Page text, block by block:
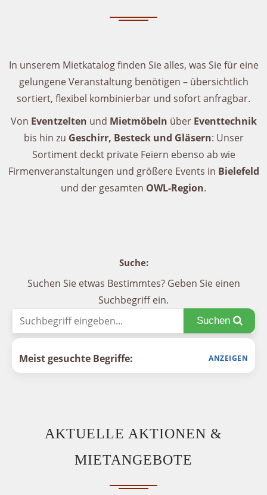
In unserem Mietkatalog finden Sie alles, was Sie für eine
gelungene Veranstaltung benötigen – übersichtlich
sortiert, flexibel kombinierbar und sofort anfragbar.
Von Eventzelten und Mietmöbeln über Eventtechnik
bis hin zu Geschirr, Besteck und Gläsern: Unser
Sortiment deckt private Feiern ebenso ab wie
Firmenveranstaltungen und größere Events in Bielefeld
und der gesamten OWL-Region.
Suche:
Suchen Sie etwas Bestimmtes? Geben Sie einen
Suchbegriff ein.
Suchen
Meist gesuchte Begriffe:
AKTUELLE AKTIONEN &
MIETANGEBOTE